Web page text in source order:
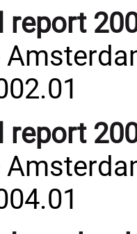
report
report